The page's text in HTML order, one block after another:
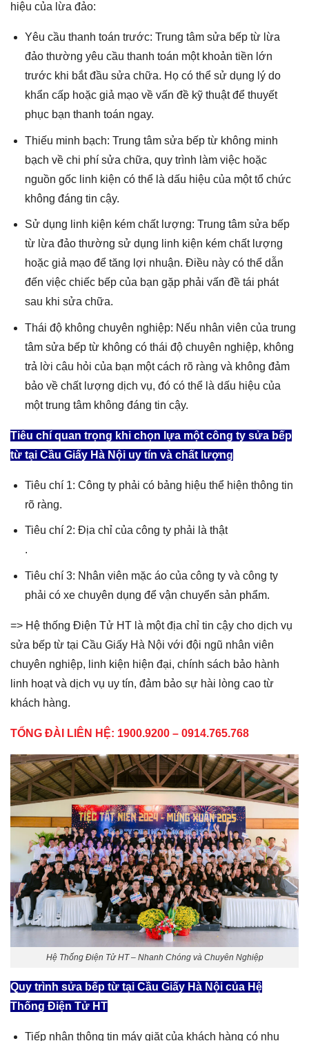
hiệu của lừa đảo:
Yêu cầu thanh toán trước: Trung tâm sửa bếp từ lừa
đảo thường yêu cầu thanh toán một khoản tiền lớn
trước khi bắt đầu sửa chữa. Họ có thể sử dụng lý do
khẩn cấp hoặc giả mạo về vấn đề kỹ thuật để thuyết
phục bạn thanh toán ngay.
Thiếu minh bạch: Trung tâm sửa bếp từ không minh
bạch về chi phí sửa chữa, quy trình làm việc hoặc
nguồn gốc linh kiện có thể là dấu hiệu của một tổ chức
không đáng tin cậy.
Sử dụng linh kiện kém chất lượng: Trung tâm sửa bếp
từ lừa đảo thường sử dụng linh kiện kém chất lượng
hoặc giả mạo để tăng lợi nhuận. Điều này có thể dẫn
đến việc chiếc bếp của bạn gặp phải vấn đề tái phát
sau khi sửa chữa.
Thái độ không chuyên nghiệp: Nếu nhân viên của trung
tâm sửa bếp từ không có thái độ chuyên nghiệp, không
trả lời câu hỏi của bạn một cách rõ ràng và không đảm
bảo về chất lượng dịch vụ, đó có thể là dấu hiệu của
một trung tâm không đáng tin cậy.
Tiêu chí quan trọng khi chọn lựa một công ty sửa bếp
từ tại Cầu Giấy Hà Nội uy tín và chất lượng
Tiêu chí 1: Công ty phải có bảng hiệu thể hiện thông tin
rõ ràng.
Tiêu chí 2: Địa chỉ của công ty phải là thật
.
Tiêu chí 3: Nhân viên mặc áo của công ty và công ty
phải có xe chuyên dụng để vận chuyển sản phẩm.
=> Hệ thống Điện Tử HT là một địa chỉ tin cậy cho dịch vụ
sửa bếp từ tại Cầu Giấy Hà Nội với đội ngũ nhân viên
chuyên nghiệp, linh kiện hiện đại, chính sách bảo hành
linh hoạt và dịch vụ uy tín, đảm bảo sự hài lòng cao từ
khách hàng.
TỔNG ĐÀI LIÊN HỆ: 1900.9200 – 0914.765.768
Hệ Thống Điện Tử HT – Nhanh Chóng và Chuyên Nghiệp
Quy trình sửa bếp từ tại Cầu Giấy Hà Nội của Hệ
Thống Điện Tử HT
Tiếp nhận thông tin máy giặt của khách hàng có nhu